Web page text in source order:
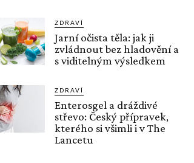
ZDRAVÍ
Jarní očista těla: jak ji
zvládnout bez hladovění a
s viditelným výsledkem
ZDRAVÍ
Enterosgel a dráždivé
střevo: Český přípravek,
kterého si všimli i v The
Lancetu